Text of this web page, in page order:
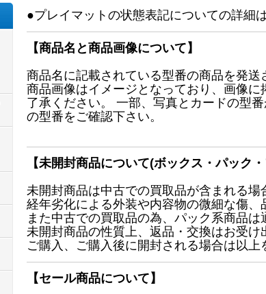
●プレイマットの状態表記についての詳細
【商品名と商品画像について】
商品名に記載されている型番の商品を発送
商品画像はイメージとなっており、画像
了承ください。 一部、写真とカードの型
の型番をご確認下さい。
【未開封商品について(ボックス・パック
未開封商品は中古での買取品が含まれる場
経年劣化による外装や内容物の微細な傷、
また中古での買取品の為、パック系商品
未開封商品の性質上、返品・交換はお受け
ご購入、ご購入後に開封される場合は以上
【セール商品について】